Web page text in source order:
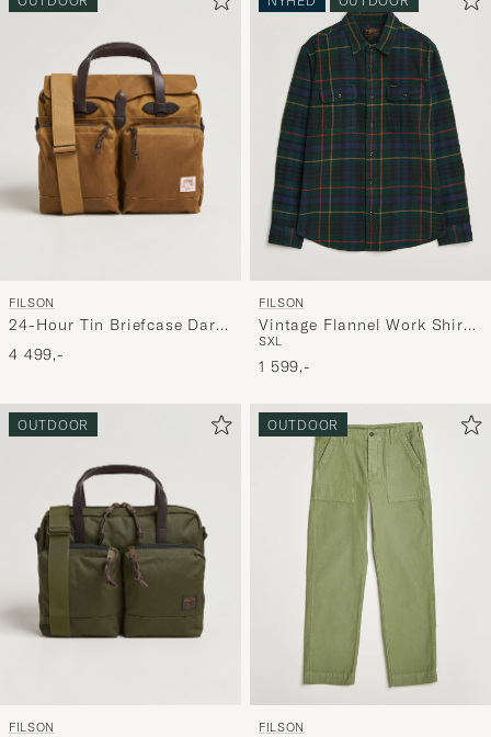
aktivere
Min
stil,
og
oplev
er
mere
udvalg
til
FILSON
24-Hour Tin Briefcase Dark
Tan
4 499,-
FILSON
Vintage Flannel Work Shirt
Green/Navy
SXL
1 599,-
OUTDOOR
FILSON
OUTDOOR
FILSON